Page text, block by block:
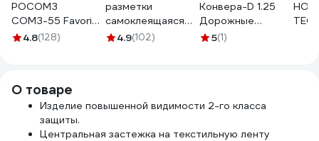
РОСОМЗ
СОМЗ-55 FavoriT
Trek, оранжевая
4.8(128)
разметки
самоклеящаяся
Vell длина 33 м,
4.9(102)
Конвера-D 1.25
Дорожные
работы пл. тип "А",
5(1)
О товаре
Изделие повышенной видимости 2-го класса
защиты.
Центральная застежка на текстильную ленту